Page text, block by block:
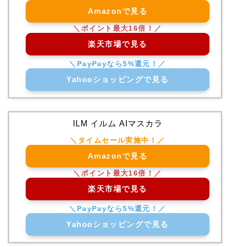
Amazonで見る
楽天市場で見る
Yahooショッピングで見る
ILM イルム AIマスカラ
Amazonで見る
楽天市場で見る
Yahooショッピングで見る